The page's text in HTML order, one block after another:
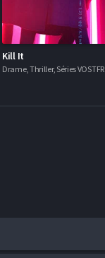
Kill It
Drame, Thriller, Séries VOSTFR